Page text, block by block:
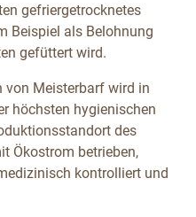
gefriergetrocknetes
Beispiel als Belohnung
gefüttert wird.
von Meisterbarf wird in
höchsten hygienischen
des
Ökostrom betrieben,
kontrolliert und